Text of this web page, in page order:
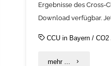
Ergebnisse des Cross-
Download verfügbar.
CCU in Bayern /CO2
mehr ... "Kurzstudie